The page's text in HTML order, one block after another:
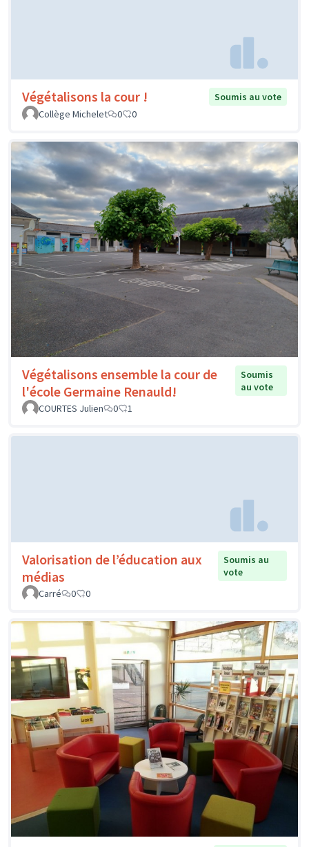
Végétalisons la cour !
Soumis au vote
Collège Michelet
0 0
Végétalisons ensemble la cour de
l'école Germaine Renauld!
Soumis
au vote
COURTES Julien
0 1
Valorisation de l’éducation aux
médias
Soumis au
vote
Carré
0 0